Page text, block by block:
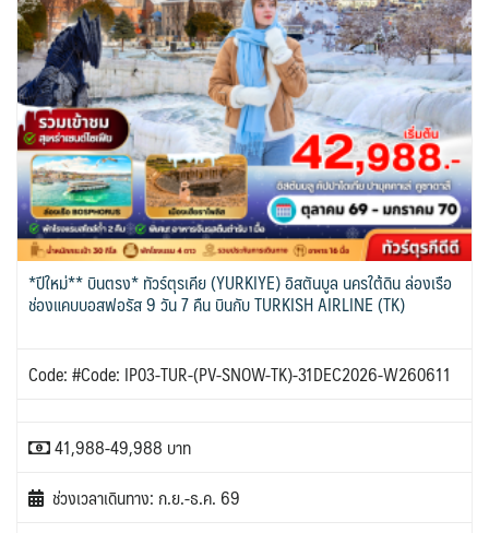
*ปีใหม่** บินตรง* ทัวร์ตุรเคีย (YURKIYE) อิสตันบูล นครใต้ดิน ล่องเรือ
ช่องแคบบอสฟอรัส 9 วัน 7 คืน บินกับ TURKISH AIRLINE (TK)
Code: #Code: IP03-TUR-(PV-SNOW-TK)-31DEC2026-W260611
41,988-49,988 บาท
ช่วงเวลาเดินทาง: ก.ย.-ธ.ค. 69